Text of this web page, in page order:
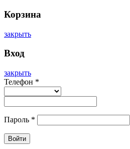
Корзина
закрыть
Вход
закрыть
Телефон *
Пароль *
Войти